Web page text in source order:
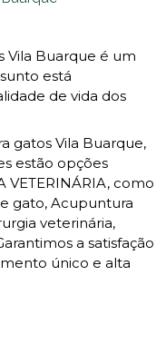
Vila Buarque é um
está
de vida dos
gatos Vila Buarque,
estão opções
VETERINÁRIA, como
gato, Acupuntura
veterinária,
a satisfação
único e alta